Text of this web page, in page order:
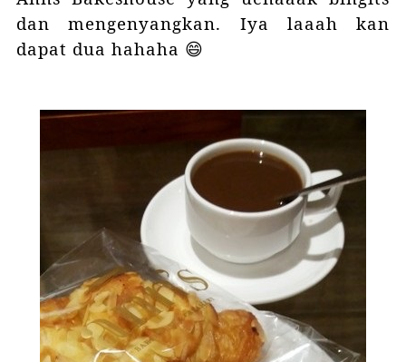
dan mengenyangkan. Iya laaah kan
dapat dua hahaha 😄